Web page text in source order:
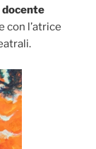
docente
con l’atrice